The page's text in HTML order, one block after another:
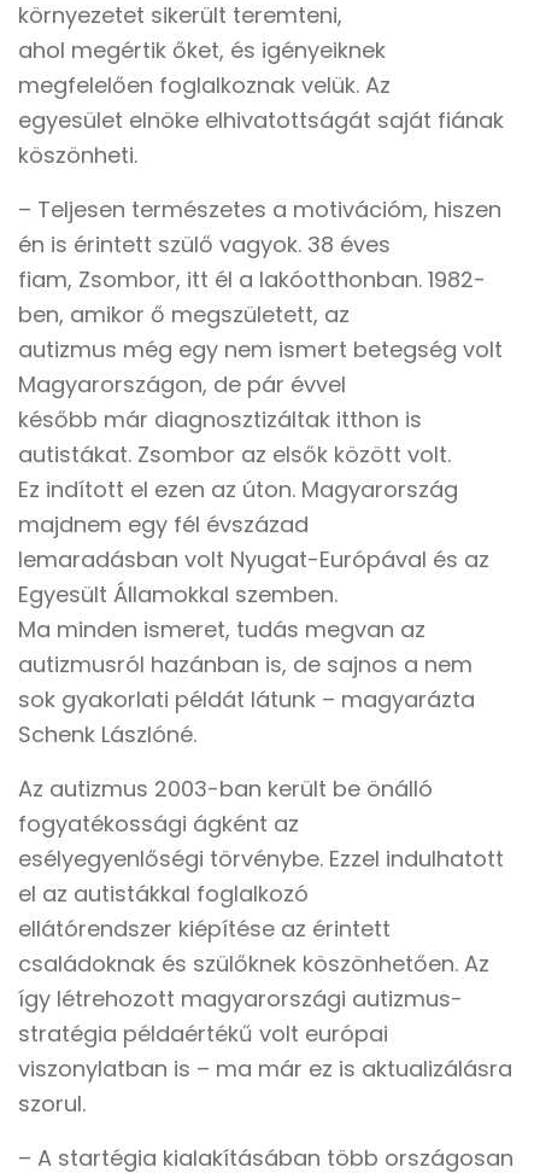
környezetet sikerült teremteni,
ahol megértik őket, és igényeiknek
megfelelően foglalkoznak velük. Az
egyesület elnöke elhivatottságát saját fiának
köszönheti.
– Teljesen természetes a motivációm, hiszen
én is érintett szülő vagyok. 38 éves
fiam, Zsombor, itt él a lakóotthonban. 1982-
ben, amikor ő megszületett, az
autizmus még egy nem ismert betegség volt
Magyarországon, de pár évvel
később már diagnosztizáltak itthon is
autistákat. Zsombor az elsők között volt.
Ez indított el ezen az úton. Magyarország
majdnem egy fél évszázad
lemaradásban volt Nyugat-Európával és az
Egyesült Államokkal szemben.
Ma minden ismeret, tudás megvan az
autizmusról hazánban is, de sajnos a nem
sok gyakorlati példát látunk – magyarázta
Schenk Lászlóné.
Az autizmus 2003-ban került be önálló
fogyatékossági ágként az
esélyegyenlőségi törvénybe. Ezzel indulhatott
el az autistákkal foglalkozó
ellátórendszer kiépítése az érintett
családoknak és szülőknek köszönhetően. Az
így létrehozott magyarországi autizmus-
stratégia példaértékű volt európai
viszonylatban is – ma már ez is aktualizálásra
szorul.
– A startégia kialakításában több országosan